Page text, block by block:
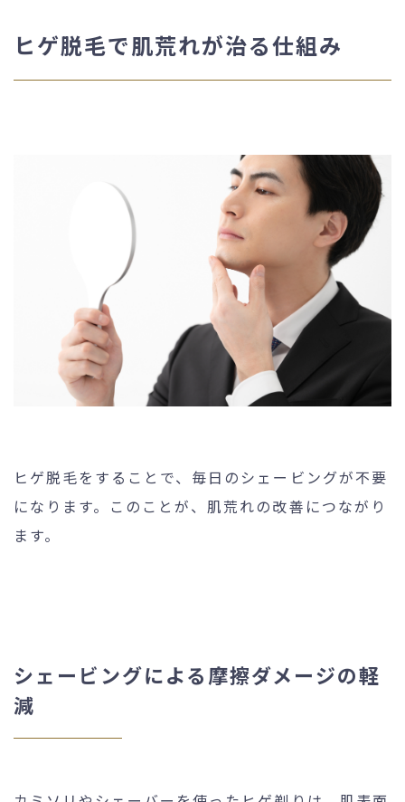
ヒゲ脱毛で肌荒れが治る仕組み
ヒゲ脱毛をすることで、毎日のシェービングが不要
になります。このことが、肌荒れの改善につながり
ます。
シェービングによる摩擦ダメージの軽
減